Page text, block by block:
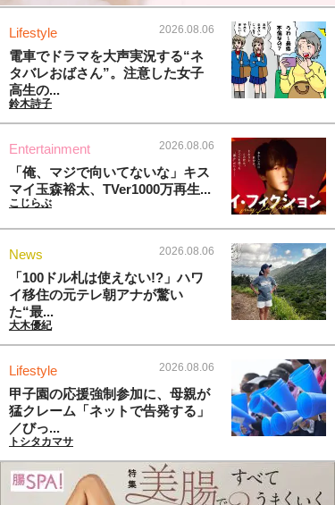
Lifestyle 2026.08.06
電車でドラマを大声実況する“ネ
タバレおばさん”。注意した女子
高生の...
鈴木詩子
Entertainment 2026.08.06
「俺、マジで向いてないな」キス
マイ玉森裕太、TVer1000万再生...
こじらぶ
News 2026.08.06
「100ドル札は使えない!?」ハワ
イ移住の元テレ朝アナが驚い
た“最...
大木優紀
Lifestyle 2026.08.06
甲子園の応援強制参加に、母親が
猛クレーム「ネットで告発する」
／びっ...
トシタカマサ